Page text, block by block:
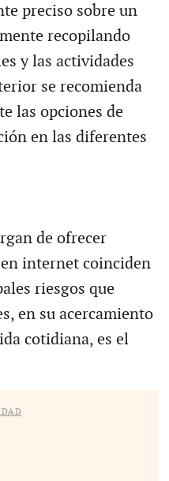
preciso sobre un
recopilando
y las actividades
se recomienda
las opciones de
en las diferentes
de ofrecer
internet coinciden
riesgos que
en su acercamiento
cotidiana, es el